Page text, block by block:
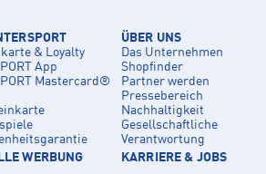
& Loyalty
App
Mastercard®
WERBUNG
ÜBER UNS
Das Unternehmen
Shopfinder
Partner werden
Pressebereich
Nachhaltigkeit
Gesellschaftliche
Verantwortung
KARRIERE & JOBS